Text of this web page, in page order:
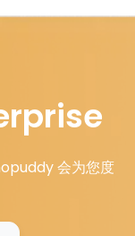
会为您度